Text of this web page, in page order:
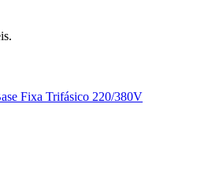
Fixa Trifásico 220/380V